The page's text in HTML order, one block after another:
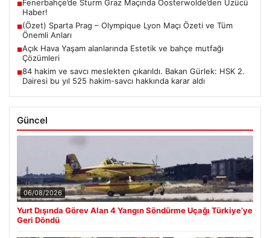
■Fenerbahçe’de Sturm Graz Maçında Oosterwolde’den Üzücü
Haber!
■(Özet) Sparta Prag – Olympique Lyon Maçı Özeti ve Tüm
Önemli Anları
■Açık Hava Yaşam alanlarında Estetik ve bahçe mutfağı
Çözümleri
■84 hakim ve savcı meslekten çıkarıldı. Bakan Gürlek: HSK 2.
Dairesi bu yıl 525 hakim-savcı hakkında karar aldı
Güncel
06/08/2026
Yurt Dışında Görev Alan 4 Yangın Söndürme Uçağı Türkiye’ye
Geri Döndü